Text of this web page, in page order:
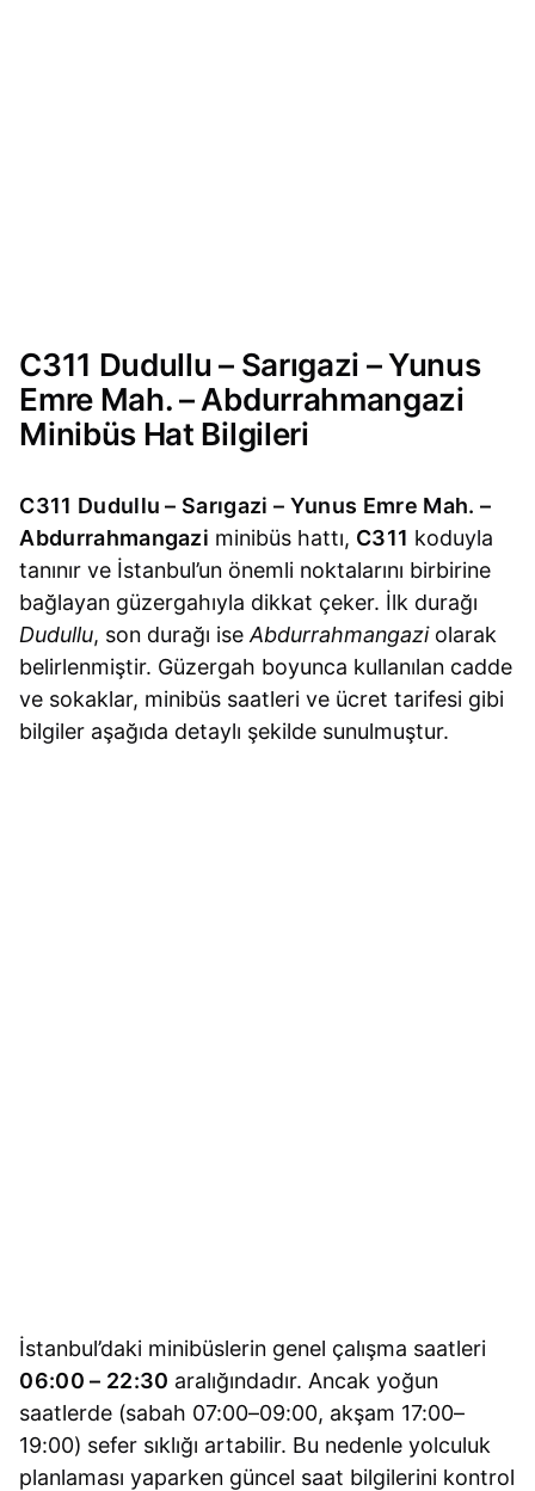
C311 Dudullu – Sarıgazi – Yunus
Emre Mah. – Abdurrahmangazi
Minibüs Hat Bilgileri
C311 Dudullu – Sarıgazi – Yunus Emre Mah. –
Abdurrahmangazi minibüs hattı, C311 koduyla
tanınır ve İstanbul’un önemli noktalarını birbirine
bağlayan güzergahıyla dikkat çeker. İlk durağı
Dudullu, son durağı iseAbdurrahmangaziolarak
belirlenmiştir. Güzergah boyunca kullanılan cadde
ve sokaklar, minibüs saatleri ve ücret tarifesi gibi
bilgiler aşağıda detaylı şekilde sunulmuştur.
İstanbul’daki minibüslerin genel çalışma saatleri
06:00 – 22:30 aralığındadır. Ancak yoğun
saatlerde (sabah 07:00–09:00, akşam 17:00–
19:00) sefer sıklığı artabilir. Bu nedenle yolculuk
planlaması yaparken güncel saat bilgilerini kontrol